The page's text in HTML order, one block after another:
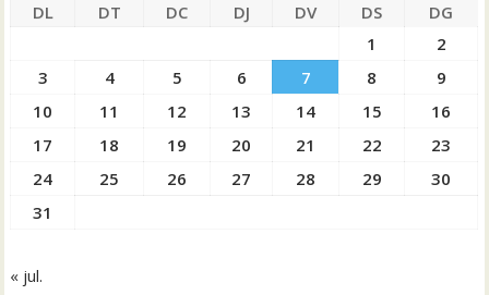
DL DT DC DJ DV DS
DG
1
2
3
4 5 6 7 8
9
10
11 12 13 14 15
16
17
18 19 20 21 22
23
24
25 26 27 28 29
30
31
« jul.